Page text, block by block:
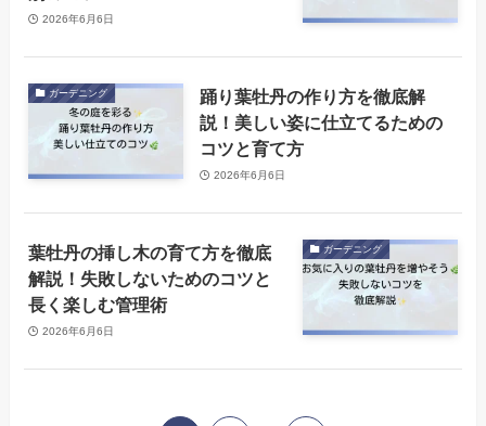
2026年6月6日
ガーデニング
踊り葉牡丹の作り方を徹底解
説！美しい姿に仕立てるための
コツと育て方
2026年6月6日
ガーデニング
葉牡丹の挿し木の育て方を徹底
解説！失敗しないためのコツと
長く楽しむ管理術
2026年6月6日